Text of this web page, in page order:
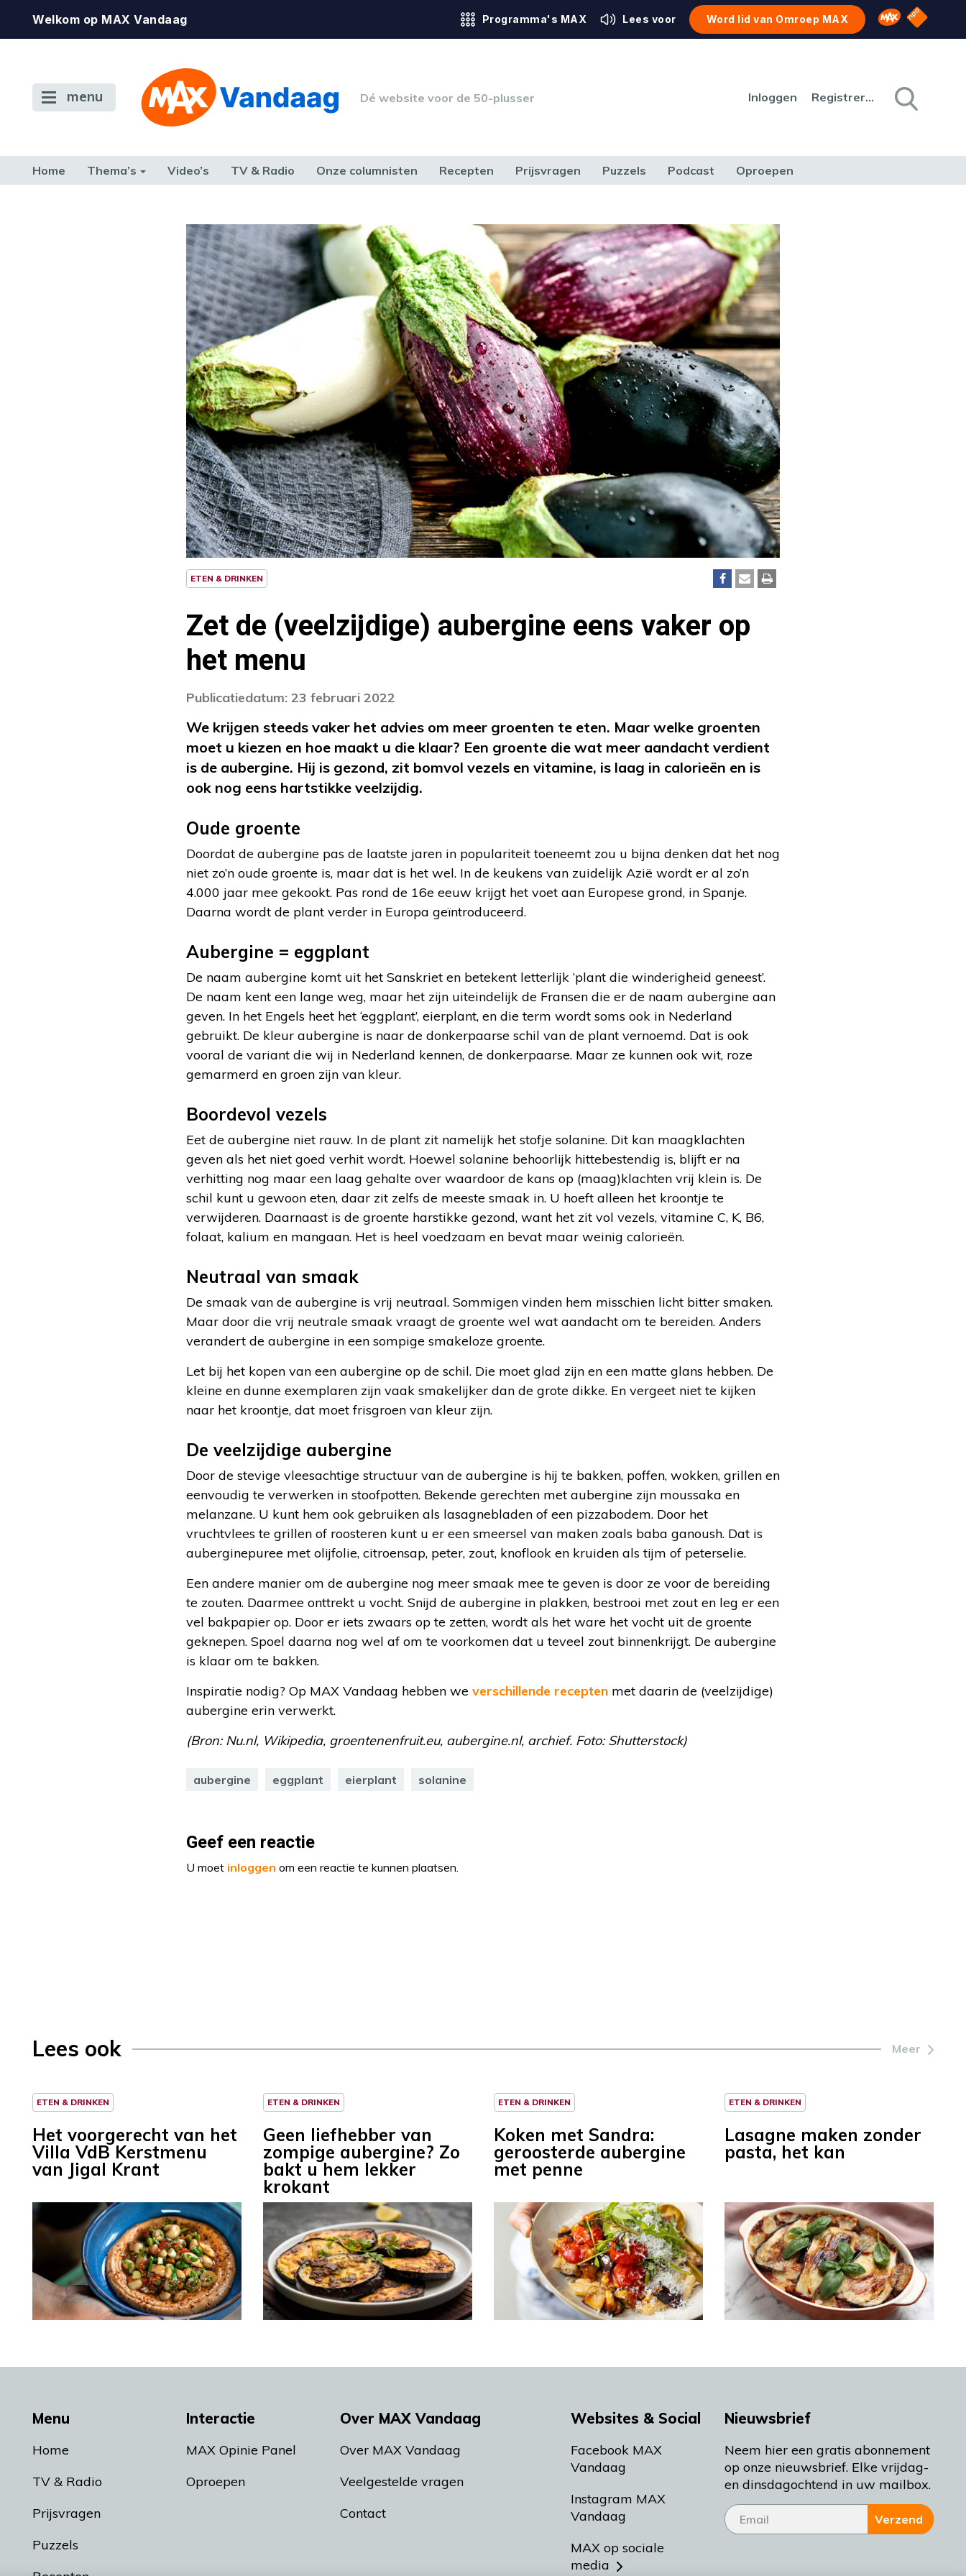
Welkom op MAX Vandaag Programma's MAX Lees voor Word lid van Omroep MAX Omroep MAX
NPO
menu Dé website voor de 50-plusser Inloggen Registreren
Home Thema’s Video’s TV & Radio Onze columnisten Recepten Prijsvragen Puzzels Podcast Oproepen
ETEN & DRINKEN
Zet de (veelzijdige) aubergine eens vaker op
het menu
Publicatiedatum: 23 februari 2022
We krijgen steeds vaker het advies om meer groenten te eten. Maar welke groenten
moet u kiezen en hoe maakt u die klaar? Een groente die wat meer aandacht verdient
is de aubergine. Hij is gezond, zit bomvol vezels en vitamine, is laag in calorieën en is
ook nog eens hartstikke veelzijdig.
Oude groente
Doordat de aubergine pas de laatste jaren in populariteit toeneemt zou u bijna denken dat het nog
niet zo’n oude groente is, maar dat is het wel. In de keukens van zuidelijk Azië wordt er al zo’n
4.000 jaar mee gekookt. Pas rond de 16e eeuw krijgt het voet aan Europese grond, in Spanje.
Daarna wordt de plant verder in Europa geïntroduceerd.
Aubergine = eggplant
De naam aubergine komt uit het Sanskriet en betekent letterlijk ‘plant die winderigheid geneest’.
De naam kent een lange weg, maar het zijn uiteindelijk de Fransen die er de naam aubergine aan
geven. In het Engels heet het ‘eggplant’, eierplant, en die term wordt soms ook in Nederland
gebruikt. De kleur aubergine is naar de donkerpaarse schil van de plant vernoemd. Dat is ook
vooral de variant die wij in Nederland kennen, de donkerpaarse. Maar ze kunnen ook wit, roze
gemarmerd en groen zijn van kleur.
Boordevol vezels
Eet de aubergine niet rauw. In de plant zit namelijk het stofje solanine. Dit kan maagklachten
geven als het niet goed verhit wordt. Hoewel solanine behoorlijk hittebestendig is, blijft er na
verhitting nog maar een laag gehalte over waardoor de kans op (maag)klachten vrij klein is. De
schil kunt u gewoon eten, daar zit zelfs de meeste smaak in. U hoeft alleen het kroontje te
verwijderen. Daarnaast is de groente harstikke gezond, want het zit vol vezels, vitamine C, K, B6,
folaat, kalium en mangaan. Het is heel voedzaam en bevat maar weinig calorieën.
Neutraal van smaak
De smaak van de aubergine is vrij neutraal. Sommigen vinden hem misschien licht bitter smaken.
Maar door die vrij neutrale smaak vraagt de groente wel wat aandacht om te bereiden. Anders
verandert de aubergine in een sompige smakeloze groente.
Let bij het kopen van een aubergine op de schil. Die moet glad zijn en een matte glans hebben. De
kleine en dunne exemplaren zijn vaak smakelijker dan de grote dikke. En vergeet niet te kijken
naar het kroontje, dat moet frisgroen van kleur zijn.
De veelzijdige aubergine
Door de stevige vleesachtige structuur van de aubergine is hij te bakken, poffen, wokken, grillen en
eenvoudig te verwerken in stoofpotten. Bekende gerechten met aubergine zijn moussaka en
melanzane. U kunt hem ook gebruiken als lasagnebladen of een pizzabodem. Door het
vruchtvlees te grillen of roosteren kunt u er een smeersel van maken zoals baba ganoush. Dat is
auberginepuree met olijfolie, citroensap, peter, zout, knoflook en kruiden als tijm of peterselie.
Een andere manier om de aubergine nog meer smaak mee te geven is door ze voor de bereiding
te zouten. Daarmee onttrekt u vocht. Snijd de aubergine in plakken, bestrooi met zout en leg er een
vel bakpapier op. Door er iets zwaars op te zetten, wordt als het ware het vocht uit de groente
geknepen. Spoel daarna nog wel af om te voorkomen dat u teveel zout binnenkrijgt. De aubergine
is klaar om te bakken.
Inspiratie nodig? Op MAX Vandaag hebben we verschillende recepten met daarin de (veelzijdige)
aubergine erin verwerkt.
(Bron: Nu.nl, Wikipedia, groentenenfruit.eu, aubergine.nl, archief. Foto: Shutterstock)
aubergine eggplant eierplant solanine
Geef een reactie
U moet inloggen om een reactie te kunnen plaatsen.
Lees ook Meer
ETEN & DRINKEN
Het voorgerecht van het
Villa VdB Kerstmenu
van Jigal Krant
ETEN & DRINKEN
Geen liefhebber van
zompige aubergine? Zo
bakt u hem lekker
krokant
ETEN & DRINKEN
Koken met Sandra:
geroosterde aubergine
met penne
ETEN & DRINKEN
Lasagne maken zonder
pasta, het kan
Menu
Home
TV & Radio
Prijsvragen
Puzzels
Interactie
MAX Opinie Panel
Oproepen
Over MAX Vandaag
Over MAX Vandaag
Veelgestelde vragen
Contact
Websites & Social
Facebook MAX
Vandaag
Instagram MAX
Vandaag
MAX op sociale
media
Nieuwsbrief
Neem hier een gratis abonnement
op onze nieuwsbrief. Elke vrijdag-
en dinsdagochtend in uw mailbox.
Verzend